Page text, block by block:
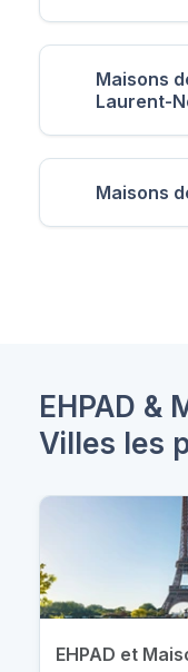
Maisons
Laurent-
Maisons
EHPAD &
Villes les
EHPAD et